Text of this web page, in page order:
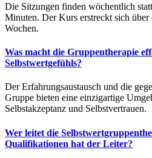
Die Sitzungen finden wöchentlich
Minuten. Der Kurs erstreckt sich
Wochen.
Was macht die Gruppentherapie
Selbstwertgefühls?
Der Erfahrungsaustausch und die
Gruppe bieten eine einzigartige
Selbstakzeptanz und Selbstvertrauen.
Wer leitet die
Qualifikationen hat der Leiter?